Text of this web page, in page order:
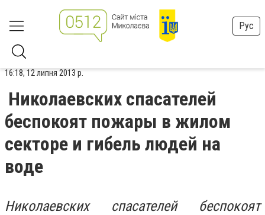
Рус
16:18, 12 липня 2013 р.
Николаевских спасателей
беспокоят пожары в жилом
секторе и гибель людей на
воде
Николаевских спасателей беспокоят